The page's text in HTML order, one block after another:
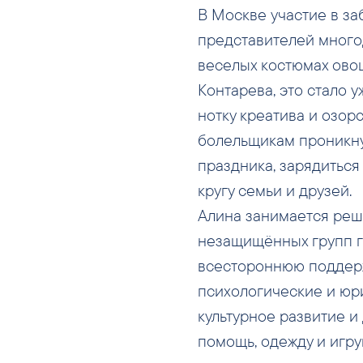
В Москве участие в
представителей
веселых костюмах
Контарева, это стало
нотку креатива и
болельщикам
праздника,
кругу семьи и друзей.
Алина занимается
незащищённых групп
всестороннюю
психологические и
культурное развитие
помощь, одежду и